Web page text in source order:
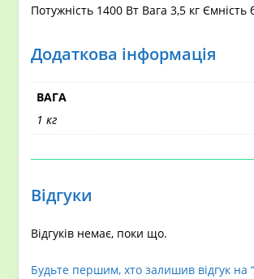
Потужність 1400 Вт Вага 3,5 кг Ємність
Додаткова інформація
ВАГА
1 кг
Відгуки
Відгуків немає, поки що.
Будьте першим, хто залишив відгук на